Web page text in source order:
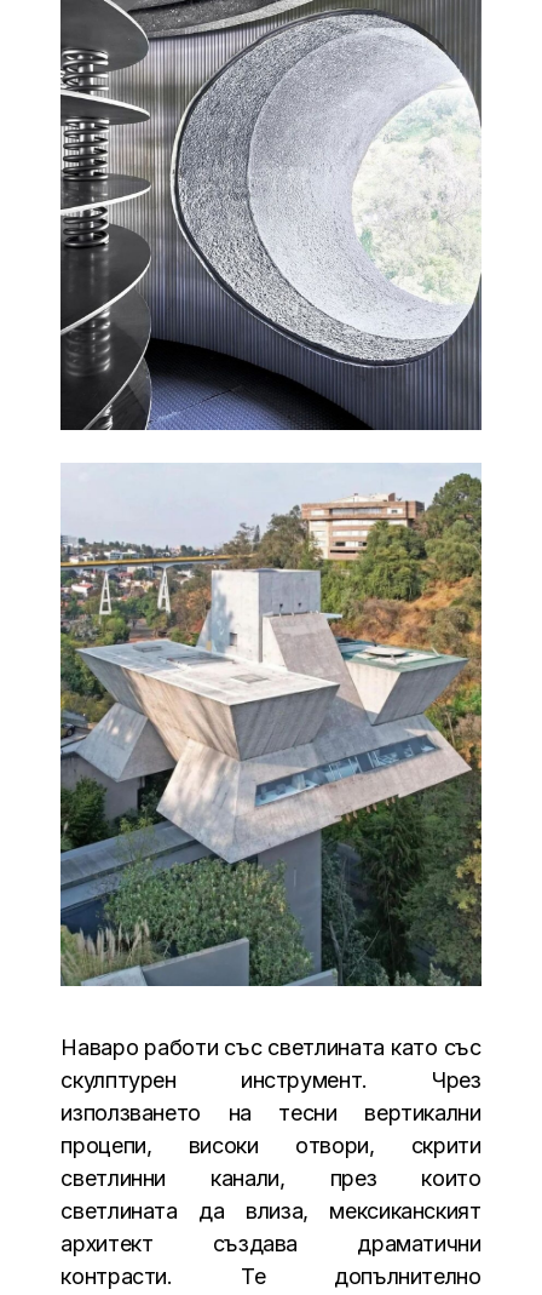
Наваро работи със светлината като със
скулптурен инструмент. Чрез
използването на тесни вертикални
процепи, високи отвори, скрити
светлинни канали, през които
светлината да влиза, мексиканският
архитект създава драматични
контрасти. Те допълнително